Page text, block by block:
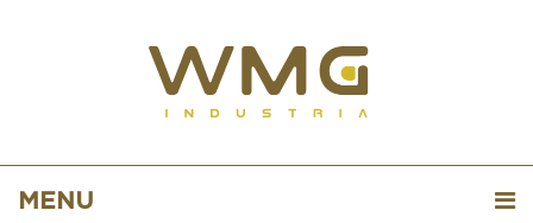
MENU